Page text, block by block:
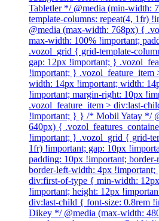
Tabletler */ @media (min-width:
template-columns: repeat(4, 1fr)
@media (max-width: 768px) {
max-width: 100% !important;
.vozol_grid { grid-template-
gap: 12px !important; }
!important; }
width: 14px !important; width:
!important; margin-right: 10px
.vozol_feature_item > div:last-
!important; } } /* Mobil Yatay */
640px) {
!important; } .vozol_grid { grid-
1fr) !important; gap: 10px
padding: 10px !important;
border-left-width: 4px
div:first-of-type { min-width:
!important; height: 12px
div:last-child { font-size: 0.8rem
Dikey */ @media (max-width: